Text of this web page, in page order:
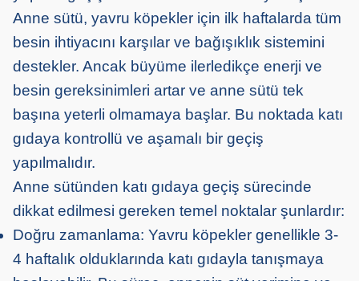
Anne sütü, yavru köpekler için ilk haftalarda tüm
besin ihtiyacını karşılar ve bağışıklık sistemini
destekler. Ancak büyüme ilerledikçe enerji ve
besin gereksinimleri artar ve anne sütü tek
başına yeterli olmamaya başlar. Bu noktada katı
gıdaya kontrollü ve aşamalı bir geçiş
yapılmalıdır.
Anne sütünden katı gıdaya geçiş sürecinde
dikkat edilmesi gereken temel noktalar şunlardır:
Doğru zamanlama: Yavru köpekler genellikle 3-
4 haftalık olduklarında katı gıdayla tanışmaya